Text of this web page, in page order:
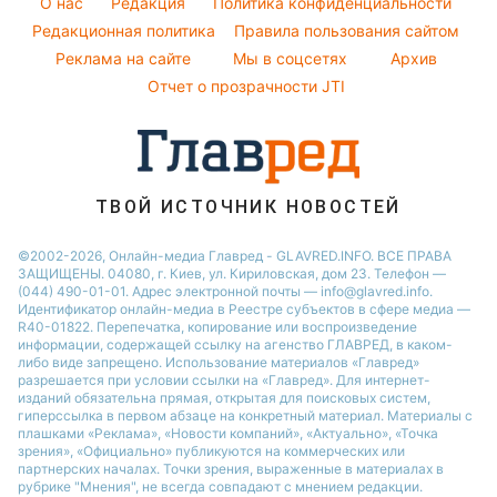
Новости Днепра
Пылевая буря
Курс валют
Редакционная политика
Правила пользования сайтом
Реклама на сайте
Мы в соцсетях
Архив
Отчет о прозрачности JTI
ТВОЙ ИСТОЧНИК НОВОСТЕЙ
©2002-2026, Онлайн-медиа Главред - GLAVRED.INFO. ВСЕ ПРАВА
ЗАЩИЩЕНЫ. 04080, г. Киев, ул. Кириловская, дом 23. Телефон —
(044) 490-01-01. Адрес электронной почты — info@glavred.info.
Идентификатор онлайн-медиа в Реестре cубъектов в сфере медиа —
R40-01822. Перепечатка, копирование или воспроизведение
информации, содержащей ссылку на агенство ГЛАВРЕД, в каком-
либо виде запрещено. Использование материалов «Главред»
разрешается при условии ссылки на «Главред». Для интернет-
изданий обязательна прямая, открытая для поисковых систем,
гиперссылка в первом абзаце на конкретный материал. Материалы с
плашками «Реклама», «Новости компаний», «Актуально», «Точка
зрения», «Официально» публикуются на коммерческих или
партнерских началах. Точки зрения, выраженные в материалах в
рубрике "Мнения", не всегда совпадают с мнением редакции.